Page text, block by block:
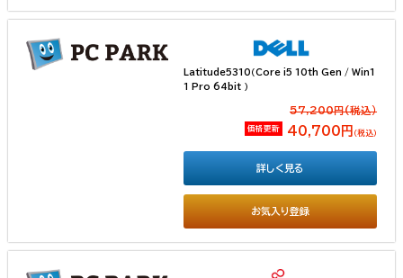
Latitude5310（Core i5 10th Gen / Win1
1 Pro 64bit ）
57,200円(税込）
価格更新 40,700円 （税込）
お気入り登録
詳しく見る